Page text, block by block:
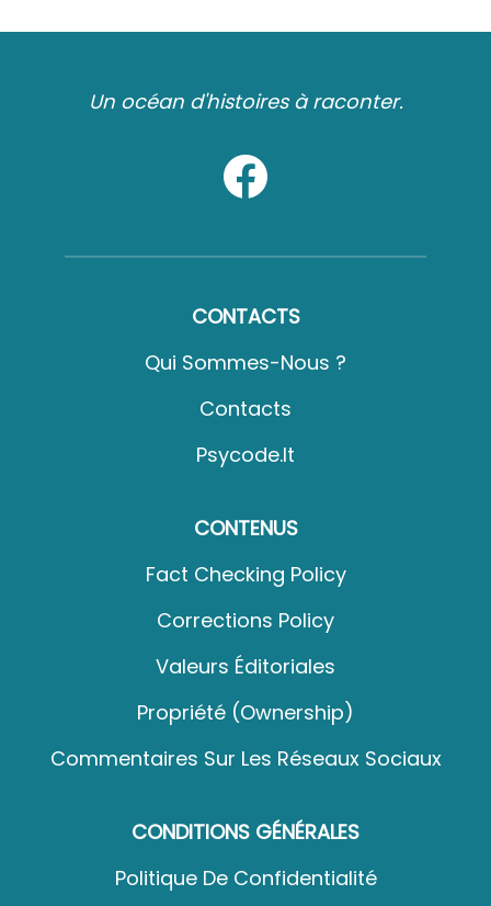
Un océan d'histoires à raconter.
CONTACTS
Qui Sommes-Nous ?
Contacts
Psycode.it
CONTENUS
Fact Checking Policy
Corrections Policy
Valeurs Éditoriales
Propriété (Ownership)
Commentaires Sur Les Réseaux Sociaux
CONDITIONS GÉNÉRALES
Politique De Confidentialité